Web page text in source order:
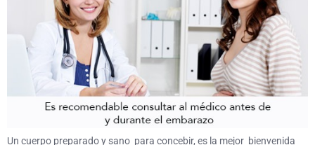
Un cuerpo preparado y sano para concebir, es la mejor bienvenida